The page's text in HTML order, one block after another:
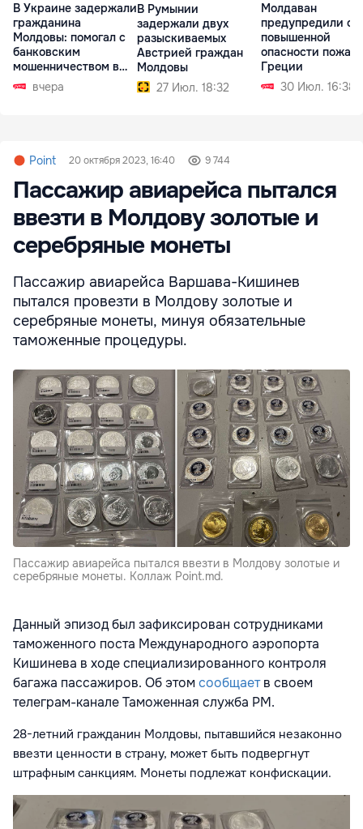
В Украине задержали
гражданина
Молдовы: помогал с
банковским
мошенничеством в
Чехиивчера
В Румынии
задержали двух
разыскиваемых
Австрией граждан
Молдовы
27 Июл. 18:32
Молдаван
предупредили о
повышенной
опасности
Греции
30 Июл. 16:38
Point 20 октября 2023, 16:40 9 744
Пассажир авиарейса пытался
ввезти в Молдову золотые и
серебряные монеты
Пассажир авиарейса Варшава-Кишинев
пытался провезти в Молдову золотые и
серебряные монеты, минуя обязательные
таможенные процедуры.
Пассажир авиарейса пытался ввезти в Молдову золотые и
серебряные монеты. Коллаж Point.md.
Данный эпизод был зафиксирован сотрудниками
таможенного поста Международного аэропорта
Кишинева в ходе специализированного контроля
багажа пассажиров. Об этомсообщаетв своем
телеграм-канале Таможенная служба РМ.
28-летний гражданин Молдовы, пытавшийся незаконно
ввезти ценности в страну, может быть подвергнут
штрафным санкциям. Монеты подлежат конфискации.